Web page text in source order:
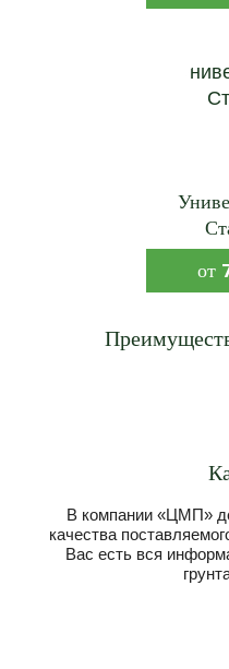
от
В компании «ЦМП»
качества
Вас есть вся